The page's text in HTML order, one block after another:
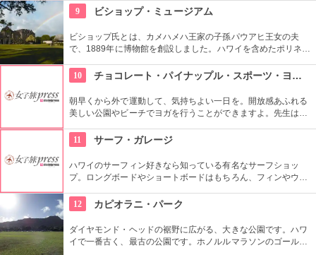
どれもほっとする味わいのものばかり。
9 ビショップ・ミュージアム
ビショップ氏とは、カメハメハ王家の子孫パウアヒ王女の夫
で、1889年に博物館を創設しました。ハワイを含めたポリネシ
や中の吹き抜け、インテリアも見ごたえあります。
10 チョコレート・パイナップル・スポーツ・ヨガ・スタジオ
朝早くから外で運動して、気持ちよい一日を。開放感あふれる
美しい公園やビーチでヨガを行うことができますよ。先生は日
芝生エリアで無料のヨガレッスンも行っているので、初心者は
コチラもぜひ。
11 サーフ・ガレージ
ハワイのサーフィン好きなら知っている有名なサーフショッ
プ。ロングボードやショートボードはもちろん、フィンやウェ
や保管も行っています。
12 カピオラニ・パーク
ダイヤモンド・ヘッドの裾野に広がる、大きな公園です。ハワ
イで一番古く、最古の公園です。ホノルルマラソンのゴール地